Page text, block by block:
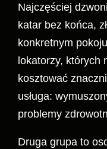
Najczęściej
katar bez końca,
konkretnym
lokatorzy, których
kosztować
usługa:
problemy
Druga grupa to